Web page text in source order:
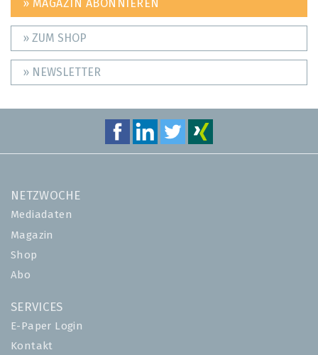
» MAGAZIN ABONNIEREN
» ZUM SHOP
» NEWSLETTER
NETZWOCHE
Mediadaten
Magazin
Shop
Abo
SERVICES
E-Paper Login
Kontakt